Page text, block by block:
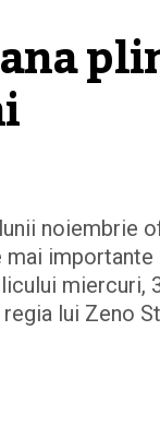
noiembrie
miercuri,
lui Zeno